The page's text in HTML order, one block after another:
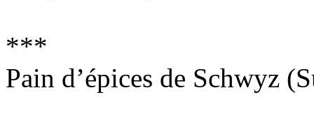
***
Pain d’épices de Schwyz